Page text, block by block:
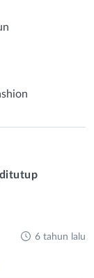
6 tahun lalu